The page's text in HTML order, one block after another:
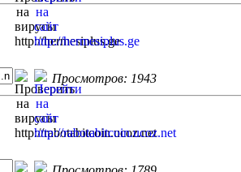
Просмотров: 1943